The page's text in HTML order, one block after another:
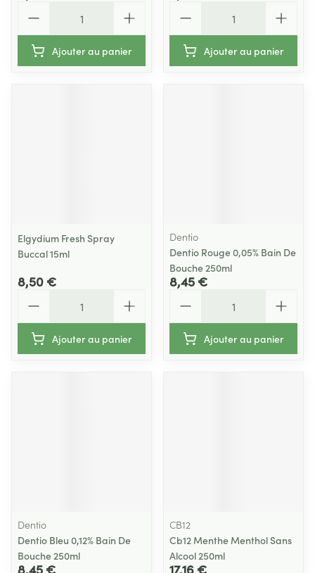
Ajouter au panier Ajouter au panier
Elgydium Fresh Spray
Buccal 15ml
8,50 €
Ajouter au panier
Dentio
Dentio Rouge 0,05% Bain De
Bouche 250ml
8,45 €
Ajouter au panier
Dentio
Dentio Bleu 0,12% Bain De
Bouche 250ml
8,45 €
CB12
Cb12 Menthe Menthol Sans
Alcool 250ml
17,16 €